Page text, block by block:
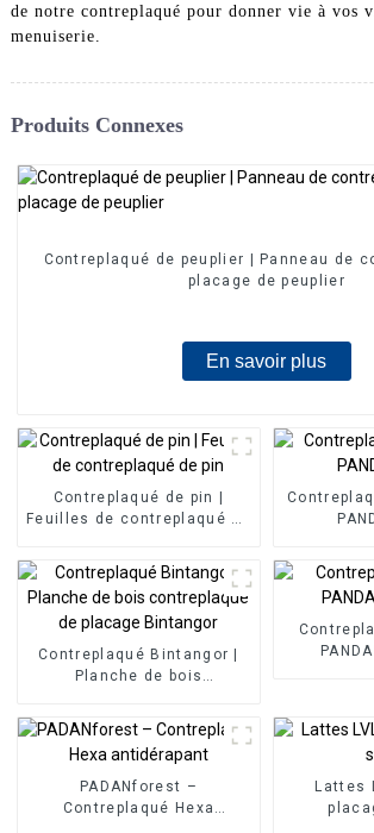
de notre contreplaqué pour donner vie à vos
menuiserie.
Produits Connexes
Contreplaqué de peuplier | Panneau de
placage de peuplier
En savoir plus
Contreplaqué de pin |
Feuilles de contreplaqué de
Contreplaqué Bintangor |
Planche de bois
Bintangor
PADANforest –
Contreplaqué Hexa
Lattes